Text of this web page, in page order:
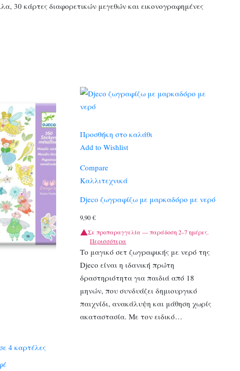
30 κάρτες διαφορετικών μεγεθών και εικονογραφημένες
4 καρτέλες
Προσθήκη στο καλάθι
Add to Wishlist
Compare
Καλλιτεχνικά
Djeco ζωγραφίζω με μαρκαδόρο με νερό
9,90 €
Σε προπαραγγελία — παράδοση 2–7 ημέρες.
Περισσότερα
Το μαγικό σετ ζωγραφικής με νερό της
Djeco είναι η ιδανική πρώτη
δραστηριότητα για παιδιά από 18
μηνών, που συνδυάζει δημιουργικό
παιχνίδι, ανακάλυψη και μάθηση χωρίς
ακαταστασία. Με τον ειδικό…